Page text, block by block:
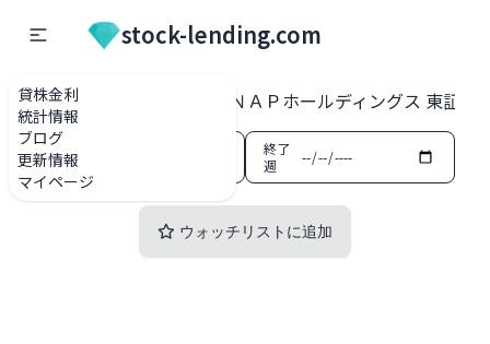
貸株金利
統計情報
ブログ
更新情報
マイページ
stock-lending.com
貸株金利一覧 3189 ＡＮＡＰホールディングス 東証ス
開始
週
終了
週
ウォッチリストに追加